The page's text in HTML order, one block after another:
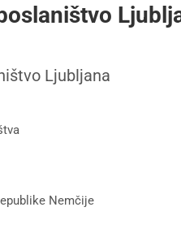
Ljubljana
Nemčije